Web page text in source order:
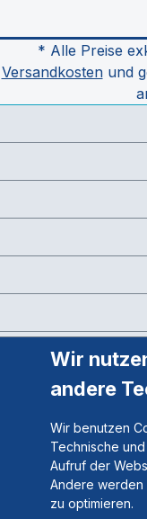
* Alle Preise
Versandkostenund
Wir
andere
Wir benutzen
Technische
Aufruf der
Andere werden
zu optimieren.